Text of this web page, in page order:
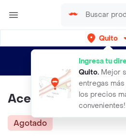
Quito
Ingresa tu
Quito. Mejor
entregas
los precios
convenientes!
envíos gratis por
Ace Tope D Piso 4''
Agotado